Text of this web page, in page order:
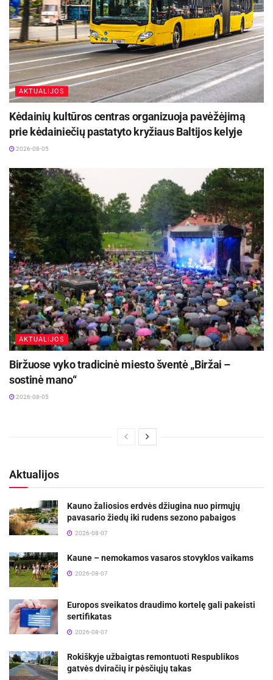
AKTUALIJOS
Kėdainių kultūros centras organizuoja pavėžėjimą
prie kėdainiečių pastatyto kryžiaus Baltijos kelyje
2026-08-05
AKTUALIJOS
Biržuose vyko tradicinė miesto šventė „Biržai –
sostinė mano“
2026-08-05
Aktualijos
Kauno žaliosios erdvės džiugina nuo pirmųjų
pavasario žiedų iki rudens sezono pabaigos
2026-08-07
Kaune – nemokamos vasaros stovyklos vaikams
2026-08-07
Europos sveikatos draudimo kortelę gali pakeisti
sertifikatas
2026-08-07
Rokiškyje užbaigtas remontuoti Respublikos
gatvės dviračių ir pėsčiųjų takas